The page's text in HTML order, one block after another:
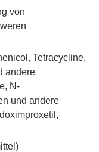
von
Tetracycline,
andere
N-
und andere